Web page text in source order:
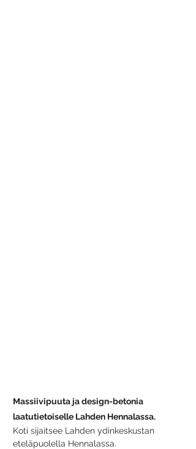
Massiivipuuta ja design-betonia
laatutietoiselle Lahden Hennalassa.
Koti sijaitsee Lahden ydinkeskustan
eteläpuolella Hennalassa.